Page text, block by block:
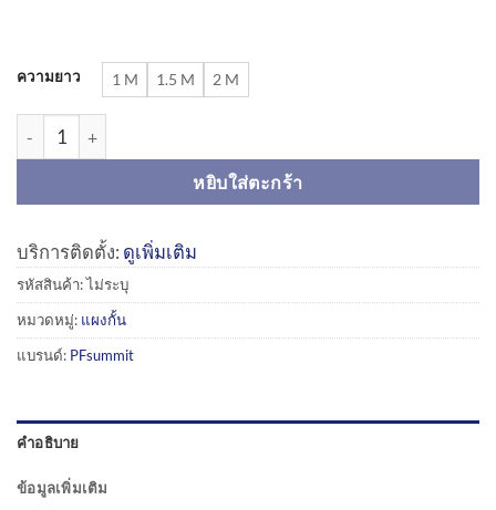
ความยาว 1 M 1.5 M 2 M
จำนวน แผงกั้นหูช้าง (แบบไม่มีล้อ) | Barricade with Handles ชิ้น
หยิบใส่ตะกร้า
บริการติดตั้ง: ดูเพิ่มเติม
รหัสสินค้า:ไม่ระบุ
หมวดหมู่: แผงกั้น
แบรนด์: PFsummit
คำอธิบาย
ข้อมูลเพิ่มเติม